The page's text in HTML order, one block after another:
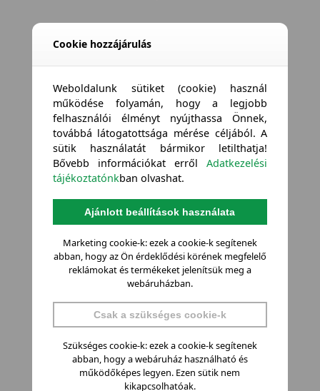
Cookie hozzájárulás
Weboldalunk sütiket (cookie) használ
működése folyamán, hogy a legjobb
felhasználói élményt nyújthassa Önnek,
továbbá látogatottsága mérése céljából. A
sütik használatát bármikor letilthatja!
Bővebb információkat errőlAdatkezelési
tájékoztatónkban olvashat.
Ajánlott beállítások használata
Marketing cookie-k: ezek a cookie-k segítenek
abban, hogy az Ön érdeklődési körének megfelelő
reklámokat és termékeket jelenítsük meg a
webáruházban.
Csak a szükséges cookie-k
Szükséges cookie-k: ezek a cookie-k segítenek
abban, hogy a webáruház használható és
működőképes legyen. Ezen sütik nem
kikapcsolhatóak.